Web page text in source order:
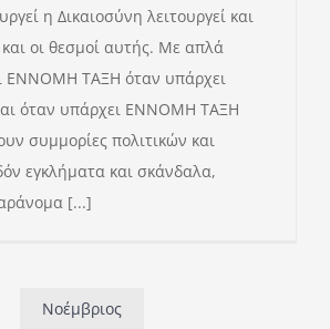
η Δικαιοσύνη λειτουργεί και
οι θεσμοί αυτής. Με απλά
ΕΝΝΟΜΗ ΤΑΞΗ όταν υπάρχει
όταν υπάρχει ΕΝΝΟΜΗ ΤΑΞΗ
συμμορίες πολιτικών και
εγκλήματα και σκάνδαλα,
[...]
Νοέμβριος